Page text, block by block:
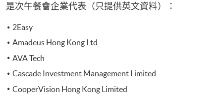
是次午餐會企業代表（只提供英文資料）：
2Easy
Amadeus Hong Kong Ltd
AVA Tech
Cascade Investment Management Limited
CooperVision Hong Kong Limited